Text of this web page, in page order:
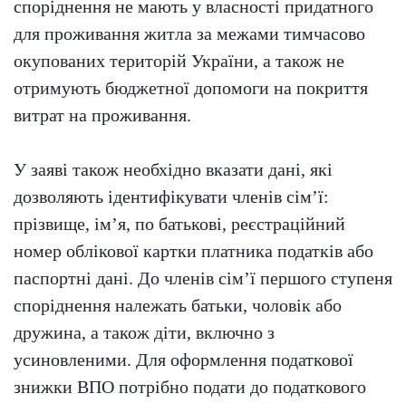
споріднення не мають у власності придатного
для проживання житла за межами тимчасово
окупованих територій України, а також не
отримують бюджетної допомоги на покриття
витрат на проживання.
У заяві також необхідно вказати дані, які
дозволяють ідентифікувати членів сім’ї:
прізвище, ім’я, по батькові, реєстраційний
номер облікової картки платника податків або
паспортні дані. До членів сім’ї першого ступеня
споріднення належать батьки, чоловік або
дружина, а також діти, включно з
усиновленими. Для оформлення податкової
знижки ВПО потрібно подати до податкового